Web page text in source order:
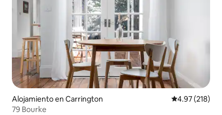
Alojamiento en Carrington Calificación
4.97 (218)
79 Bourke